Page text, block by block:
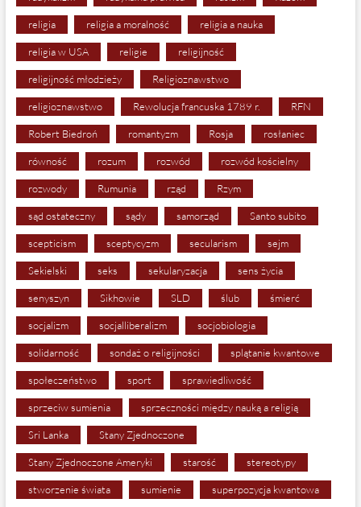
religia religia a moralność religia a nauka
religia w USA religie religijność
religijność młodzieży Religioznawstwo
religioznawstwo Rewolucja francuska 1789 r. RFN
Robert Biedroń romantyzm Rosja rosłaniec
równość rozum rozwód rozwód kościelny
rozwody Rumunia rząd Rzym
sąd ostateczny sądy samorząd Santo subito
scepticism sceptycyzm secularism sejm
Sekielski seks sekularyzacja sens życia
senyszyn Sikhowie SLD ślub śmierć
socjalizm socjalliberalizm socjobiologia
solidarność sondaż o religijności splątanie kwantowe
społeczeństwo sport sprawiedliwość
sprzeciw sumienia sprzeczności między nauką a religią
Sri Lanka Stany Zjednoczone
Stany Zjednoczone Ameryki starość stereotypy
stworzenie świata sumienie superpozycja kwantowa